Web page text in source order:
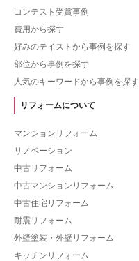
コンテスト受賞事例
費用から探す
好みのテイストから事例を探す
部位から事例を探す
人気のキーワードから事例を探す
リフォームについて
マンションリフォーム
リノベーション
中古リフォーム
中古マンションリフォーム
中古住宅リフォーム
耐震リフォーム
外壁塗装・外壁リフォーム
キッチンリフォーム